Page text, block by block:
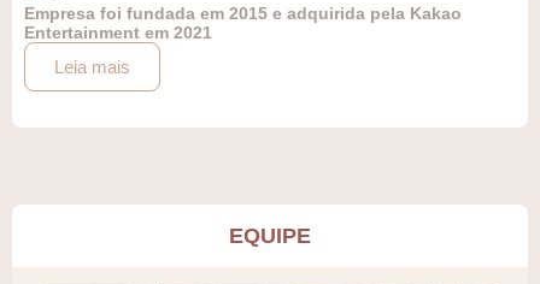
Empresa foi fundada em 2015 e adquirida pela Kakao
Entertainment em 2021
Leia mais
EQUIPE